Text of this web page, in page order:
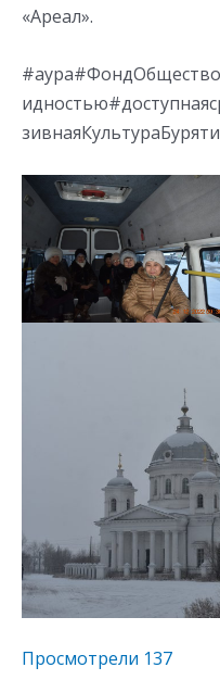
«Ареал».
Просмотрели 137